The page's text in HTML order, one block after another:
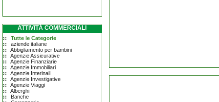
ATTIVITÀ COMMERCIALI
Tutte le Categorie
aziende italiane
Abbigliamento per bambini
Agenzie Assicurative
Agenzie Finanziarie
Agenzie Immobiliari
Agenzie Interinali
Agenzie Investigative
Agenzie Viaggi
Alberghi
Banche